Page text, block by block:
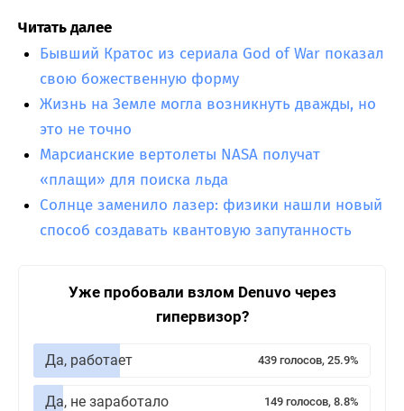
Читать далее
Бывший Кратос из сериала God of War показал
свою божественную форму
Жизнь на Земле могла возникнуть дважды, но
это не точно
Марсианские вертолеты NASA получат
«плащи» для поиска льда
Солнце заменило лазер: физики нашли новый
способ создавать квантовую запутанность
Уже пробовали взлом Denuvo через
гипервизор?
Да, работает 439 голосов, 25.9%
Да, не заработало 149 голосов, 8.8%